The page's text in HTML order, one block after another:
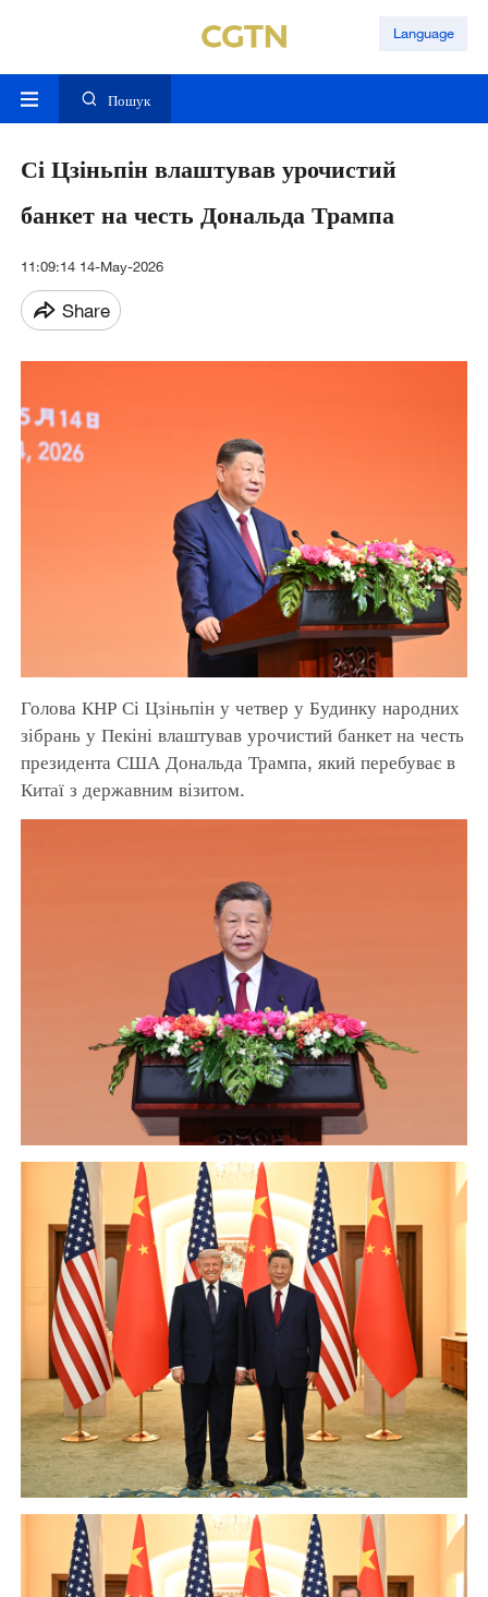
Language
Пошук
Сі Цзіньпін влаштував урочистий
банкет на честь Дональда Трампа
11:09:14 14-May-2026
Share
Голова КНР Сі Цзіньпін у четвер у Будинку народних
зібрань у Пекіні влаштував урочистий банкет на честь
президента США Дональда Трампа, який перебуває в
Китаї з державним візитом.